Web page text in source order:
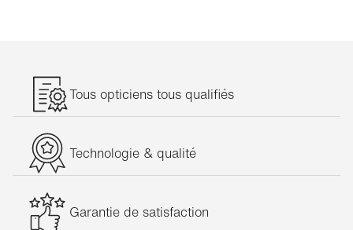
Tous opticiens tous qualifiés
Technologie & qualité
Garantie de satisfaction